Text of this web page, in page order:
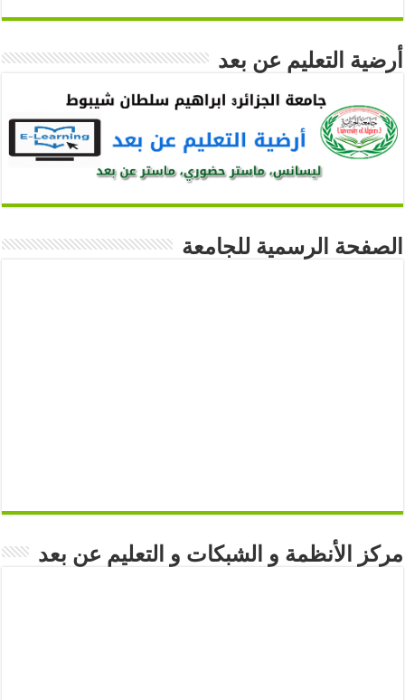
أرضية التعليم عن بعد
الصفحة الرسمية للجامعة
مركز الأنظمة و الشبكات و التعليم عن بعد